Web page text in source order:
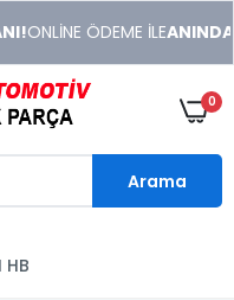
ONLİNE ÖDEME İLEANINDA
0
Arama
HB